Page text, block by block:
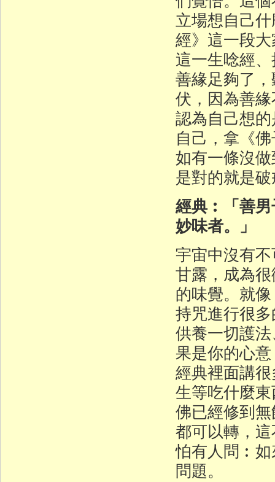
立場想自己
經》這一段
這一生唸經
善緣足夠了
伏，因為善
認為自己想
自己，拿《
如有一條沒
是對的就是
經典︰「善
妙味者。」
宇宙中沒有
甘露，成為
的味覺。就
持咒進行很
供養一切護
果是你的心
經典裡面講
生等吃什麼
佛已經修到
都可以轉，
怕有人問︰
問題。